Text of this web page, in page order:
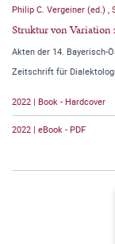
Philip C. Vergeiner (ed.)
Struktur von Variation
Akten der 14. Bayerisch-
Zeitschrift für
2022 | Book - Hardcover
2022 | eBook - PDF